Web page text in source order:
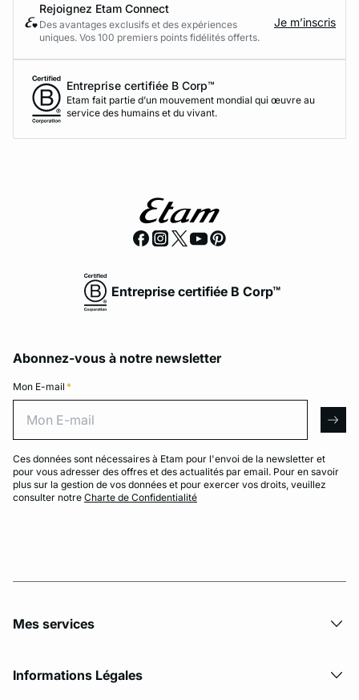
Rejoignez Etam Connect
Des avantages exclusifs et des expériences
uniques. Vos 100 premiers points fidélités offerts.
Je m’inscris
Entreprise certifiée B Corp™
Etam fait partie d’un mouvement mondial qui œuvre au
service des humains et du vivant.
Entreprise certifiée B Corp™
Abonnez-vous à notre newsletter
Mon E-mail *
Ces données sont nécessaires à Etam pour l'envoi de la newsletter et
pour vous adresser des offres et des actualités par email. Pour en savoir
plus sur la gestion de vos données et pour exercer vos droits, veuillez
consulter notre Charte de Confidentialité
Mes services
Informations Légales